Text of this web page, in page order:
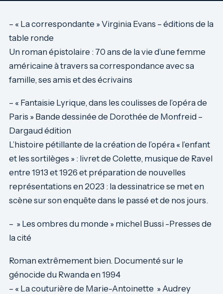
– « La correspondante » Virginia Evans – éditions de la
table ronde
Un roman épistolaire : 70 ans de la vie d’une femme
américaine à travers sa correspondance avec sa
famille, ses amis et des écrivains
– « Fantaisie Lyrique, dans les coulisses de l’opéra de
Paris » Bande dessinée de Dorothée de Monfreid –
Dargaud édition
L’histoire pétillante de la création de l’opéra « l’enfant
et les sortilèges » : livret de Colette, musique de Ravel
entre 1913 et 1926 et préparation de nouvelles
représentations en 2023 : la dessinatrice se met en
scène sur son enquête dans le passé et de nos jours.
– » Les ombres du monde » michel Bussi -Presses de
la cité
Roman extrêmement bien. Documenté sur le
génocide du Rwanda en 1994
– « La couturière de Marie-Antoinette » Audrey